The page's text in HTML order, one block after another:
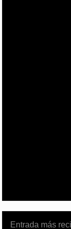
Entrada más